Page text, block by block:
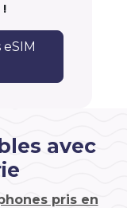
avec
pris en